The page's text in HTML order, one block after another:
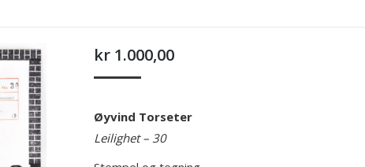
kr1.000,00
Øyvind Torseter
Leilighet – 30